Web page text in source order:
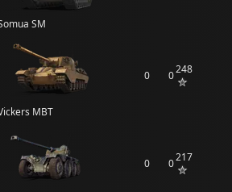
SM
MBT
0 0248
0 0217